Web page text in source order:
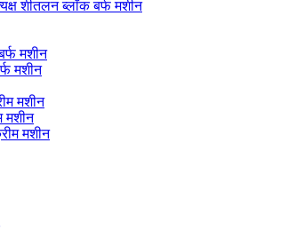
शीतलन ब्लॉक बर्फ मशीन
मशीन
मशीन
मशीन
मशीन
मशीन